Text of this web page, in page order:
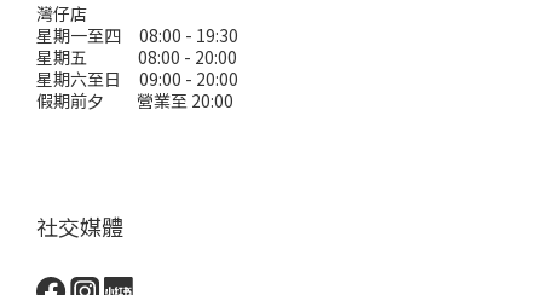
灣仔店
星期一至四 08:00 - 19:30
星期五 08:00 - 20:00
星期六至日 09:00 - 20:00
假期前夕 營業至 20:00
社交媒體